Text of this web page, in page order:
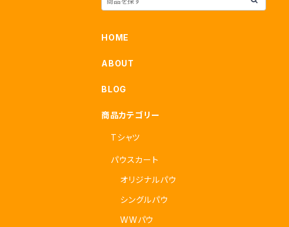
HOME
ABOUT
BLOG
商品カテゴリー
Tシャツ
パウスカート
オリジナルパウ
シングルパウ
WWパウ